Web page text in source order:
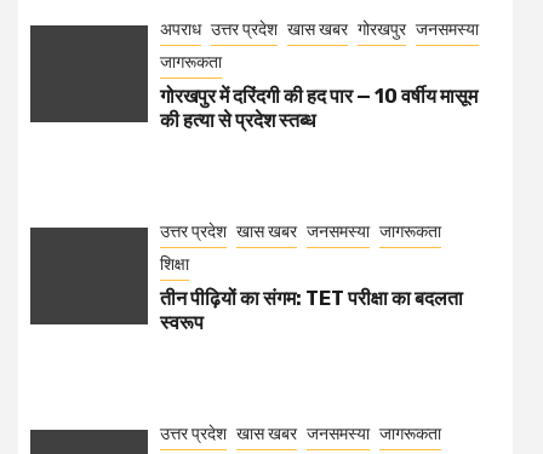
अपराध उत्तर प्रदेश खास खबर गोरखपुर जनसमस्या
जागरूकता
गोरखपुर में दरिंदगी की हद पार — 10 वर्षीय मासूम
की हत्या से प्रदेश स्तब्ध
उत्तर प्रदेश खास खबर जनसमस्या जागरूकता
शिक्षा
तीन पीढ़ियों का संगम: TET परीक्षा का बदलता
स्वरूप
उत्तर प्रदेश खास खबर जनसमस्या जागरूकता